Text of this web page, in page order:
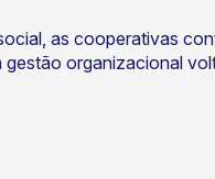
as cooperativas
organizacional